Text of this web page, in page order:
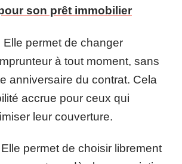
son prêt immobilier
Elle permet de changer
à tout moment, sans
anniversaire du contrat. Cela
accrue pour ceux qui
leur couverture.
Elle permet de choisir librement